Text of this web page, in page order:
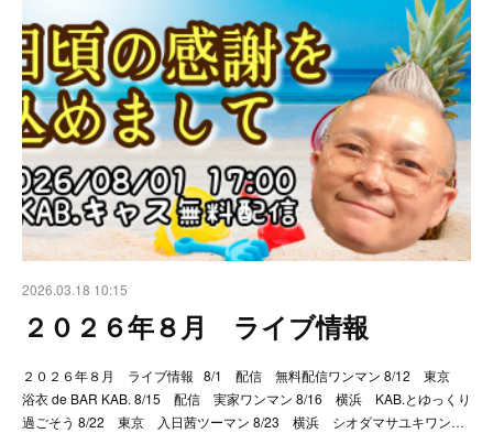
2026.03.18 10:15
２０２６年８月 ライブ情報
２０２６年８月 ライブ情報 8/1 配信 無料配信ワンマン 8/12 東京
浴衣 de BAR KAB. 8/15 配信 実家ワンマン 8/16 横浜 KAB.とゆっくり
過ごそう 8/22 東京 入日茜ツーマン 8/23 横浜 シオダマサユキワン…